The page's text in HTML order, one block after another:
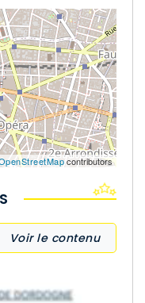
contributors
Voir le contenu